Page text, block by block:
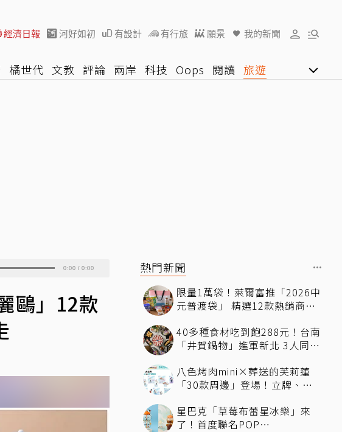
經濟日報 河好如初 有設計 有行旅 願景 我的新聞
橘世代 文教 評論 兩岸 科技 Oops 閱讀 旅遊
0:00 / 0:00
鷗」12款
熱門新聞
限量1萬袋！萊爾富推「2026中
元普渡袋」 精選12款熱銷商品
40多種食材吃到飽288元！台南
「井賀鍋物」進軍新北 3人同行
八色烤肉mini×葬送的芙莉蓮
「30款周邊」登場！立牌、鑰
星巴克「草莓布蕾星冰樂」來
了！首度聯名POP